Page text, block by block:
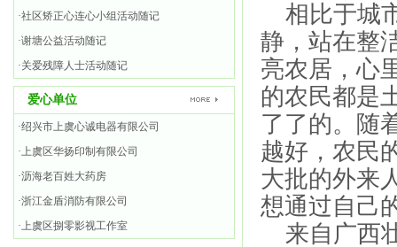
·社区矫正心连心小组活动随记
·谢塘公益活动随记
·关爱残障人士活动随记
爱心单位
·绍兴市上虞心诚电器有限公司
·上虞区华扬印制有限公司
·沥海老百姓大药房
·浙江金盾消防有限公司
·上虞区捌零影视工作室
相比于城
静，站在整
亮农居，心
的农民都是
了了的。随
越好，农民
大批的外来
想通过自己
来自广西